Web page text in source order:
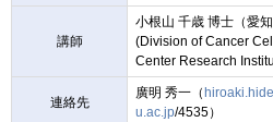
講師
小根山 千歳 博士（愛
(Division of Cancer
Center Research
連絡先
廣明 秀一（
u.ac.jp/4535）